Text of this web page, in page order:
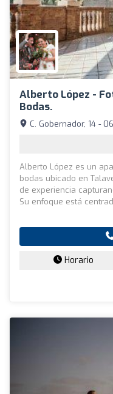
Alberto López -
Bodas.
C. Gobernador, 14 -
Alberto López es un
bodas ubicado en
de experiencia
Su enfoque está
Horario